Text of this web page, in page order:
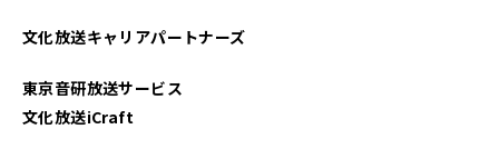
文化放送キャリアパートナーズ
東京音研放送サービス
文化放送iCraft